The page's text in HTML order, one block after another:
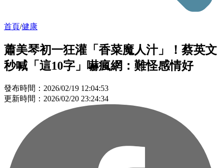
首頁/健康
蕭美琴初一狂灌「香菜魔人汁」！蔡英文
秒喊「這10字」嚇瘋網：難怪感情好
發布時間：2026/02/19 12:04:53
更新時間：2026/02/20 23:24:34